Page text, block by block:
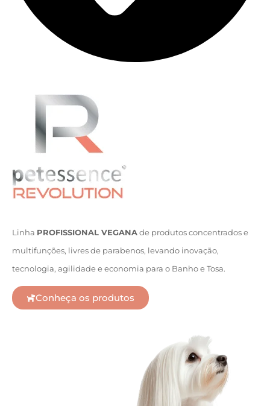
Linha PROFISSIONAL VEGANAde produtos concentrados e
multifunções, livres de parabenos, levando inovação,
tecnologia, agilidade e economia para o Banho e Tosa.
Conheça os produtos